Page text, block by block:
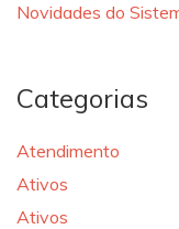
Novidades do
Categorias
Atendimento
Ativos
Ativos